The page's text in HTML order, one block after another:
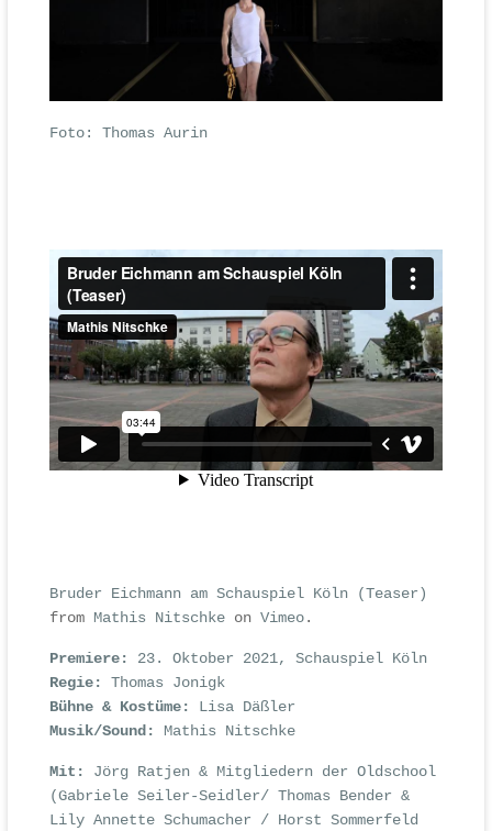
Foto: Thomas Aurin
Bruder Eichmann am Schauspiel Köln (Teaser)
from Mathis Nitschkeon Vimeo.
Premiere:
23. Oktober 2021, Schauspiel Köln
Regie:
Thomas Jonigk
Bühne & Kostüme:
Lisa Däßler
Musik/Sound: Mathis Nitschke
Mit: Jörg Ratjen & Mitgliedern der Oldschool
(Gabriele Seiler-Seidler/ Thomas Bender &
Lily Annette Schumacher / Horst Sommerfeld